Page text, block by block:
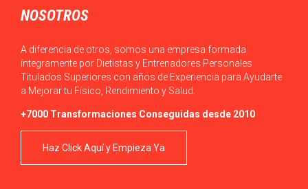
NOSOTROS
A diferencia de otros, somos una empresa formada
íntegramente por Dietistas y Entrenadores Personales
Titulados Superiores con años de Experiencia para Ayudarte
a Mejorar tu Físico, Rendimiento y Salud.
+7000 Transformaciones Conseguidas desde 2010
Haz Click Aquí y Empieza Ya